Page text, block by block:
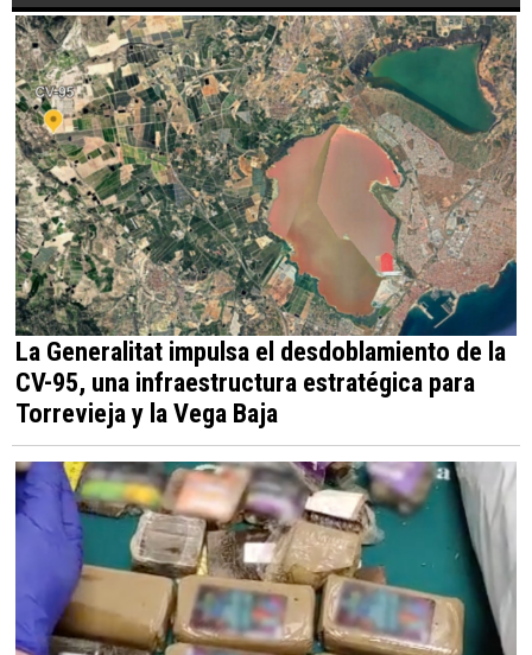
La Generalitat impulsa el desdoblamiento de la
CV-95, una infraestructura estratégica para
Torrevieja y la Vega Baja